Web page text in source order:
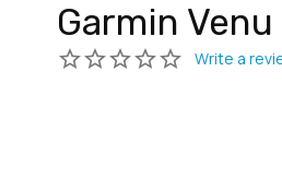
Garmin